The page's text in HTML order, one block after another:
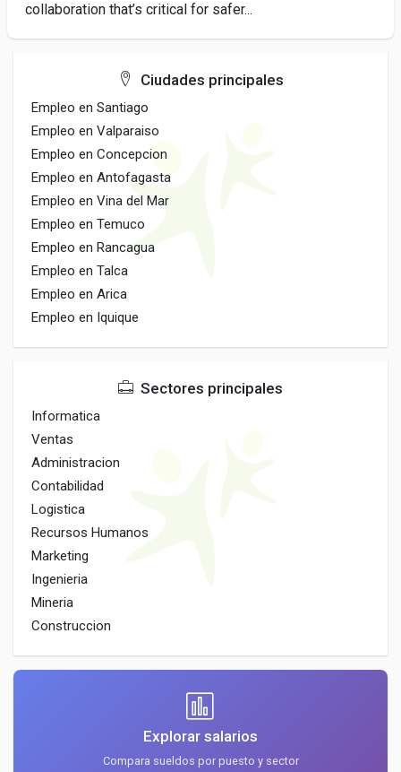
collaboration that’s critical for safer...
Ciudades principales
Empleo en Santiago
Empleo en Valparaiso
Empleo en Concepcion
Empleo en Antofagasta
Empleo en Vina del Mar
Empleo en Temuco
Empleo en Rancagua
Empleo en Talca
Empleo en Arica
Empleo en Iquique
Sectores principales
Informatica
Ventas
Administracion
Contabilidad
Logistica
Recursos Humanos
Marketing
Ingenieria
Mineria
Construccion
Explorar salarios
Compara sueldos por puesto y sector